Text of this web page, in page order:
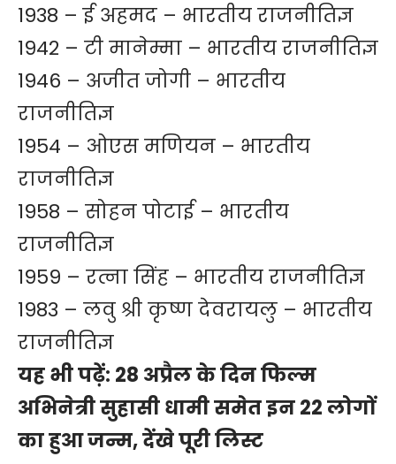
1938 – ई अहमद – भारतीय राजनीतिज्ञ
1942 – टी मानेम्मा – भारतीय राजनीतिज्ञ
1946 – अजीत जोगी – भारतीय
राजनीतिज्ञ
1954 – ओएस मणियन – भारतीय
राजनीतिज्ञ
1958 – सोहन पोटाई – भारतीय
राजनीतिज्ञ
1959 – रत्ना सिंह – भारतीय राजनीतिज्ञ
1983 – लवु श्री कृष्ण देवरायलु – भारतीय
राजनीतिज्ञ
यह भी पढ़ें: 28 अप्रैल के दिन फिल्म
अभिनेत्री सुहासी धामी समेत इन 22 लोगों
का हुआ जन्म, देंखे पूरी लिस्ट